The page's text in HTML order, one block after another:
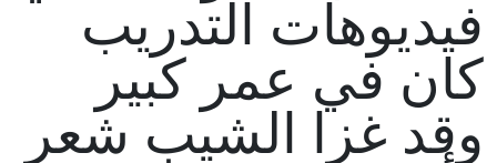
فيديوهات التدريب
كان في عمر كبير
وقد غزا الشيب شعر